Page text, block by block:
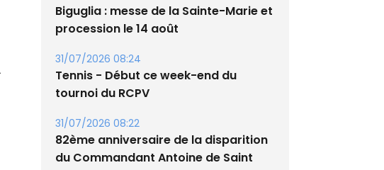
Biguglia : messe de la Sainte-Marie et
procession le 14 août
31/07/2026 08:24
Tennis - Début ce week-end du
tournoi du RCPV
31/07/2026 08:22
82ème anniversaire de la disparition
du Commandant Antoine de Saint